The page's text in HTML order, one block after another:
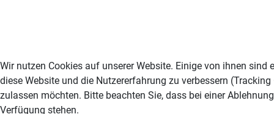
Wir nutzen Cookies auf unserer Website. Einige von ihnen
diese Website und die Nutzererfahrung zu verbessern
zulassen möchten. Bitte beachten Sie, dass bei einer
Verfügung stehen.